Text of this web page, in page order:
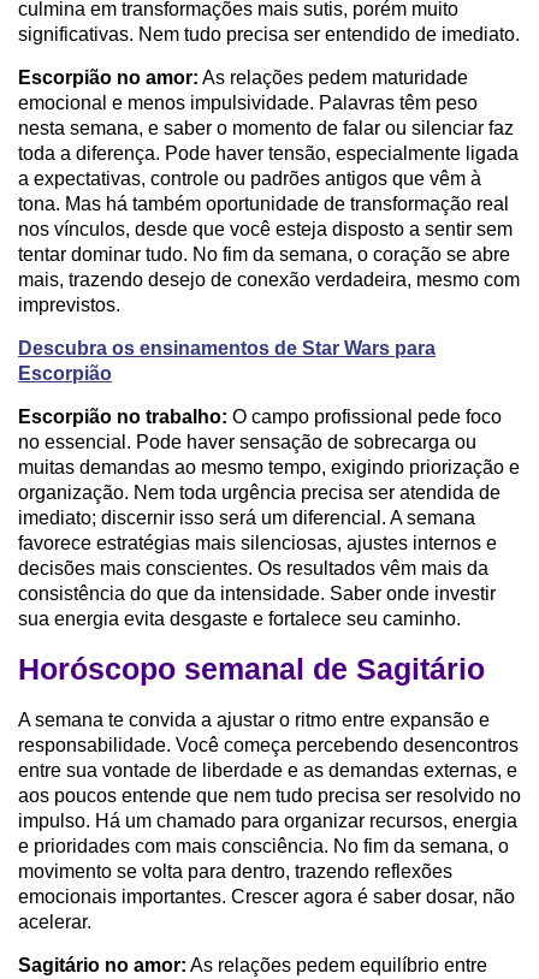
culmina em transformações mais sutis, porém muito
significativas. Nem tudo precisa ser entendido de imediato.
Escorpião no amor: As relações pedem maturidade
emocional e menos impulsividade. Palavras têm peso
nesta semana, e saber o momento de falar ou silenciar faz
toda a diferença. Pode haver tensão, especialmente ligada
a expectativas, controle ou padrões antigos que vêm à
tona. Mas há também oportunidade de transformação real
nos vínculos, desde que você esteja disposto a sentir sem
tentar dominar tudo. No fim da semana, o coração se abre
mais, trazendo desejo de conexão verdadeira, mesmo com
imprevistos.
Descubra os ensinamentos de Star Wars para
Escorpião
Escorpião no trabalho: O campo profissional pede foco
no essencial. Pode haver sensação de sobrecarga ou
muitas demandas ao mesmo tempo, exigindo priorização e
organização. Nem toda urgência precisa ser atendida de
imediato; discernir isso será um diferencial. A semana
favorece estratégias mais silenciosas, ajustes internos e
decisões mais conscientes. Os resultados vêm mais da
consistência do que da intensidade. Saber onde investir
sua energia evita desgaste e fortalece seu caminho.
Horóscopo semanal de Sagitário
A semana te convida a ajustar o ritmo entre expansão e
responsabilidade. Você começa percebendo desencontros
entre sua vontade de liberdade e as demandas externas, e
aos poucos entende que nem tudo precisa ser resolvido no
impulso. Há um chamado para organizar recursos, energia
e prioridades com mais consciência. No fim da semana, o
movimento se volta para dentro, trazendo reflexões
emocionais importantes. Crescer agora é saber dosar, não
acelerar.
Sagitário no amor: As relações pedem equilíbrio entre